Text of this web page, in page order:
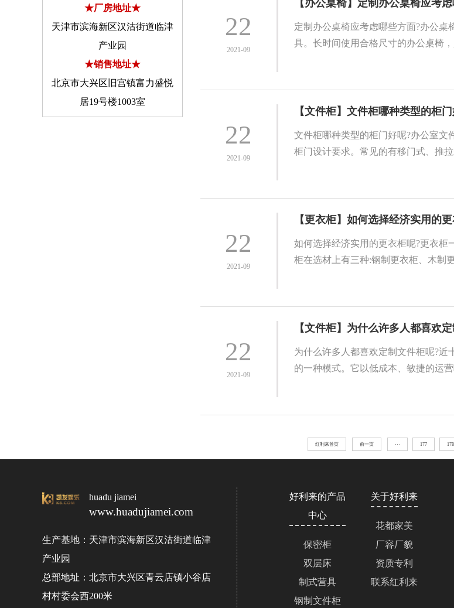
★厂房地址★
天津市滨海新区汉沽街道临津
产业园
★销售地址★
北京市大兴区旧宫镇富力盛悦
居19号楼1003室
22
2021-09
【办公桌椅】定制办公桌椅应考
定制办公桌椅应考虑哪些方面?办公
具。长时间使用合格尺寸的办公桌椅
22
2021-09
【文件柜】文件柜哪种类型的柜
文件柜哪种类型的柜门好呢?办公室文
柜门设计要求。常见的有移门式、推拉
22
2021-09
【更衣柜】如何选择经济实用的
如何选择经济实用的更衣柜呢?更衣柜
柜在选材上有三种:钢制更衣柜、木制
22
2021-09
【文件柜】为什么许多人都喜欢
为什么许多人都喜欢定制文件柜呢?
的一种模式。它以低成本、敏捷的运
红利来首页 前一页 ··· 177 178
huadu jiamei
www.huadujiamei.com
生产基地：天津市滨海新区汉沽街道临津
产业园
总部地址：北京市大兴区青云店镇小谷店
村村委会西200米
好利来的产品
中心
保密柜
双层床
制式营具
钢制文件柜
关于好利来
花都家美
厂容厂貌
资质专利
联系红利来